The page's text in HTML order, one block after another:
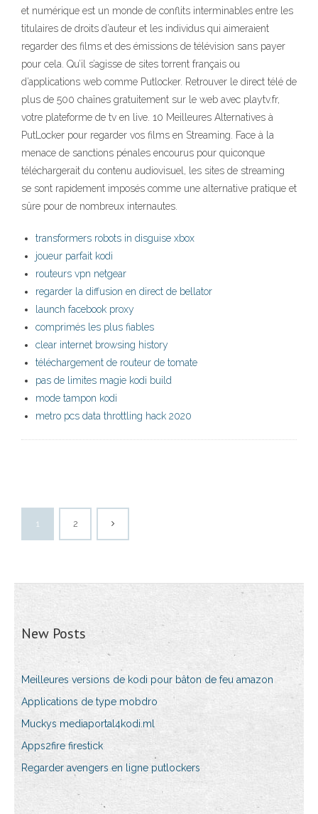
et numérique est un monde de conflits interminables entre les
titulaires de droits d’auteur et les individus qui aimeraient
regarder des films et des émissions de télévision sans payer
pour cela. Qu’il s’agisse de sites torrent français ou
d’applications web comme Putlocker. Retrouver le direct télé de
plus de 500 chaînes gratuitement sur le web avec playtv.fr,
votre plateforme de tv en live. 10 Meilleures Alternatives à
PutLocker pour regarder vos films en Streaming. Face à la
menace de sanctions pénales encourus pour quiconque
téléchargerait du contenu audiovisuel, les sites de streaming
se sont rapidement imposés comme une alternative pratique et
sûre pour de nombreux internautes.
transformers robots in disguise xbox
joueur parfait kodi
routeurs vpn netgear
regarder la diffusion en direct de bellator
launch facebook proxy
comprimés les plus fiables
clear internet browsing history
téléchargement de routeur de tomate
pas de limites magie kodi build
mode tampon kodi
metro pcs data throttling hack 2020
1 2
New Posts
Meilleures versions de kodi pour bâton de feu amazon
Applications de type mobdro
Muckys mediaportal4kodi.ml
Apps2fire firestick
Regarder avengers en ligne putlockers